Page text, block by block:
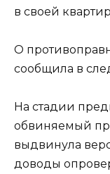
в своей
О
сообщила в
На стадии
обвиняемый
выдвинула
доводы